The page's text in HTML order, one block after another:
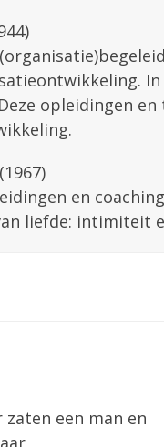
opleidingen
en
liefde: intimiteit
een man en